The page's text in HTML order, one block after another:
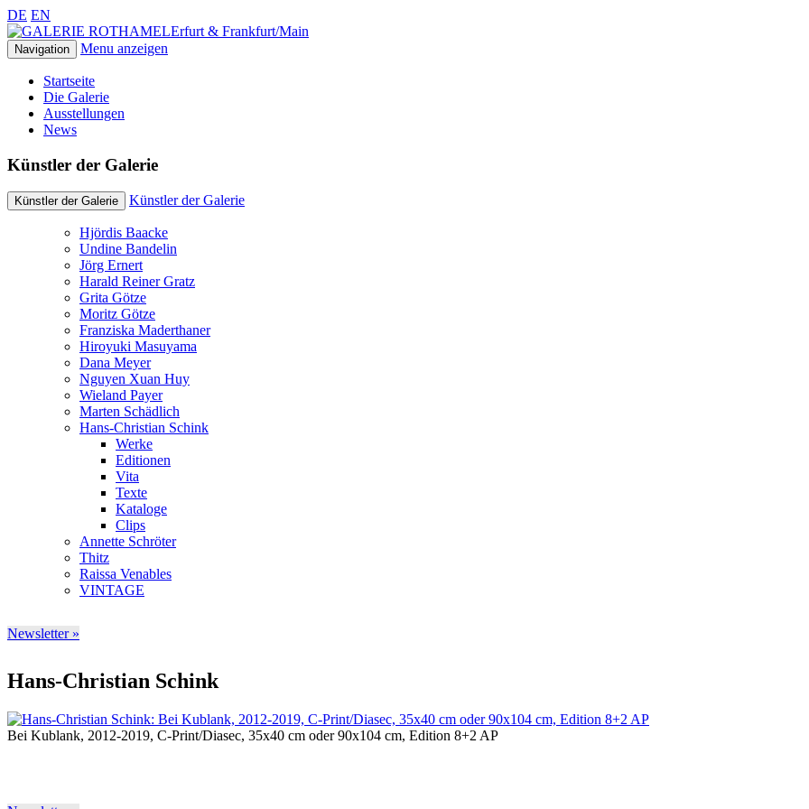
DE EN
Erfurt & Frankfurt/Main
Navigation Menu anzeigen
Startseite
Die Galerie
Ausstellungen
News
Künstler der Galerie
Künstler der Galerie Künstler der Galerie
Hjördis Baacke
Undine Bandelin
Jörg Ernert
Harald Reiner Gratz
Grita Götze
Moritz Götze
Franziska Maderthaner
Hiroyuki Masuyama
Dana Meyer
Nguyen Xuan Huy
Wieland Payer
Marten Schädlich
Hans-Christian Schink
Werke
Editionen
Vita
Texte
Kataloge
Clips
Annette Schröter
Thitz
Raissa Venables
VINTAGE
Newsletter »
Hans-Christian Schink
Bei Kublank, 2012-2019, C-Print/Diasec, 35x40 cm oder 90x104 cm, Edition 8+2 AP